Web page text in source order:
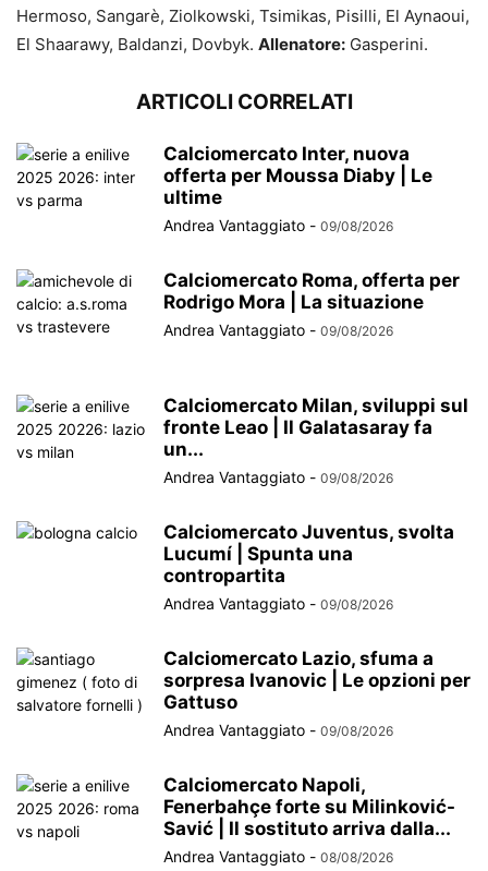
Hermoso, Sangarè, Ziolkowski, Tsimikas, Pisilli, El Aynaoui,
El Shaarawy, Baldanzi, Dovbyk. Allenatore: Gasperini.
ARTICOLI CORRELATI
Calciomercato Inter, nuova
offerta per Moussa Diaby | Le
ultime
Andrea Vantaggiato - 09/08/2026
Calciomercato Roma, offerta per
Rodrigo Mora | La situazione
Andrea Vantaggiato - 09/08/2026
Calciomercato Milan, sviluppi sul
fronte Leao | Il Galatasaray fa
un...
Andrea Vantaggiato - 09/08/2026
Calciomercato Juventus, svolta
Lucumí | Spunta una
contropartita
Andrea Vantaggiato - 09/08/2026
Calciomercato Lazio, sfuma a
sorpresa Ivanovic | Le opzioni per
Gattuso
Andrea Vantaggiato - 09/08/2026
Calciomercato Napoli,
Fenerbahçe forte su Milinković-
Savić | Il sostituto arriva dalla...
Andrea Vantaggiato - 08/08/2026